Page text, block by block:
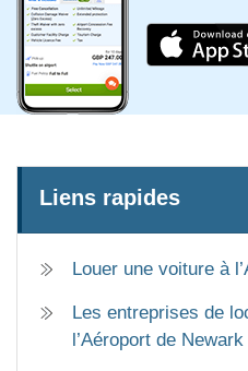
Liens rapides
Louer une voiture à
Les entreprises de
l’Aéroport de Newark